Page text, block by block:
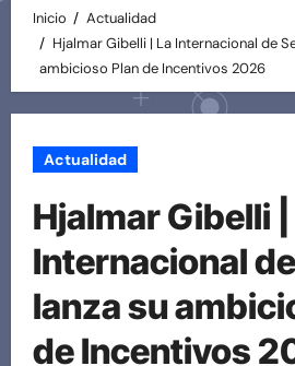
Inicio
Actualidad
Hjalmar Gibelli | La Internacional de
ambicioso Plan de Incentivos 2026
Actualidad
Hjalmar Gibelli |
Internacional
lanza su
de Incentivos